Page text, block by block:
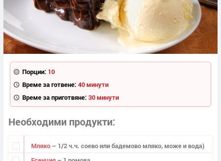
Порции: 10
Време за готвене: 40 минути
Време за приготвяне: 30 минути
Необходими продукти
Мляко – 1/2 ч.ч. соево или бадемово мляко, може и вода)